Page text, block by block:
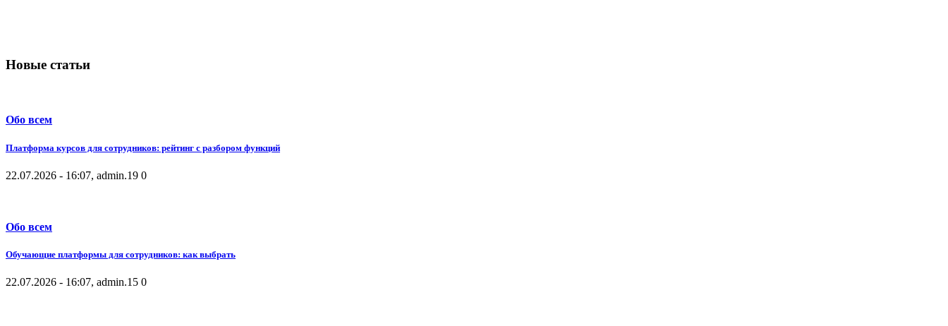
Новые статьи
Обо всем
Платформа курсов для сотрудников: рейтинг с разбором функций
22.07.2026 - 16:07, admin.19 0
Обо всем
Обучающие платформы для сотрудников: как выбрать
22.07.2026 - 16:07, admin.15 0